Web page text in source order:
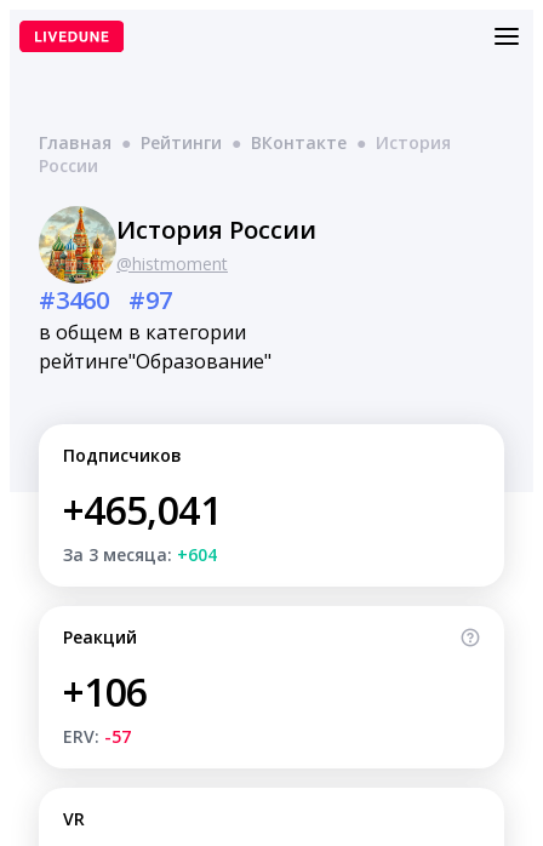
Перейти
Главная ● Рейтинги ● ВКонтакте ● История
России
История России
@histmoment
#3460
в общем
рейтинге
#97
в категории
"Образование"
Подписчиков
+465,041
За 3 месяца: +604
Реакций
+106
ERV: -57
VR